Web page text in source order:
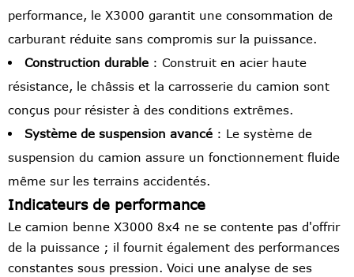
performance, le X3000 garantit une consommation de
carburant réduite sans compromis sur la puissance.
Construction durable : Construit en acier haute
résistance, le châssis et la carrosserie du camion sont
conçus pour résister à des conditions extrêmes.
Système de suspension avancé : Le système de
suspension du camion assure un fonctionnement fluide
même sur les terrains accidentés.
Indicateurs de performance
Le camion benne X3000 8x4 ne se contente pas d'offrir
de la puissance ; il fournit également des performances
constantes sous pression. Voici une analyse de ses